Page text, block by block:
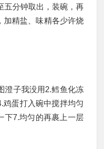
五分钟取出，装碗，再
加精盐、味精各少许烧
澄子我没用2.鳕鱼化冻
鸡蛋打入碗中搅拌均匀
下7.均匀的再裹上一层